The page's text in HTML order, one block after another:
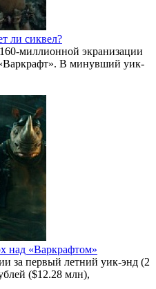
ли сиквел?
миллионной экранизации
В минувший уик-
над «Варкрафтом»
за первый летний уик-энд (2
($12.28 млн),